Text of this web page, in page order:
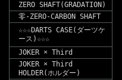
ZERO SHAFT(GRADATION)
零-ZERO-CARBON SHAFT
☆☆☆DARTS CASE(ダーツケ
ース)☆☆☆
JOKER × Third
JOKER × Third
HOLDER(ホルダー)